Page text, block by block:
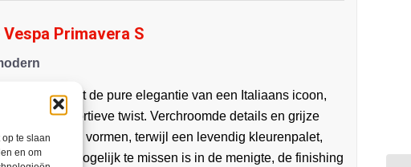
te slaan
en om
Primavera S
S biedt de pure elegantie van een Italiaans icoon,
moderne, sportieve twist. Verchroomde details en grijze
zijn vormen, terwijl een levendig kleurenpalet,
scooter onmogelijk te missen is in de menigte, de finishing